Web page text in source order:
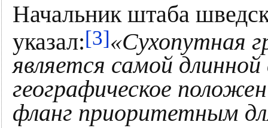
Начальник штаба
указал:[3]«Сухопутная
является самой
географическое
фланг приоритетным